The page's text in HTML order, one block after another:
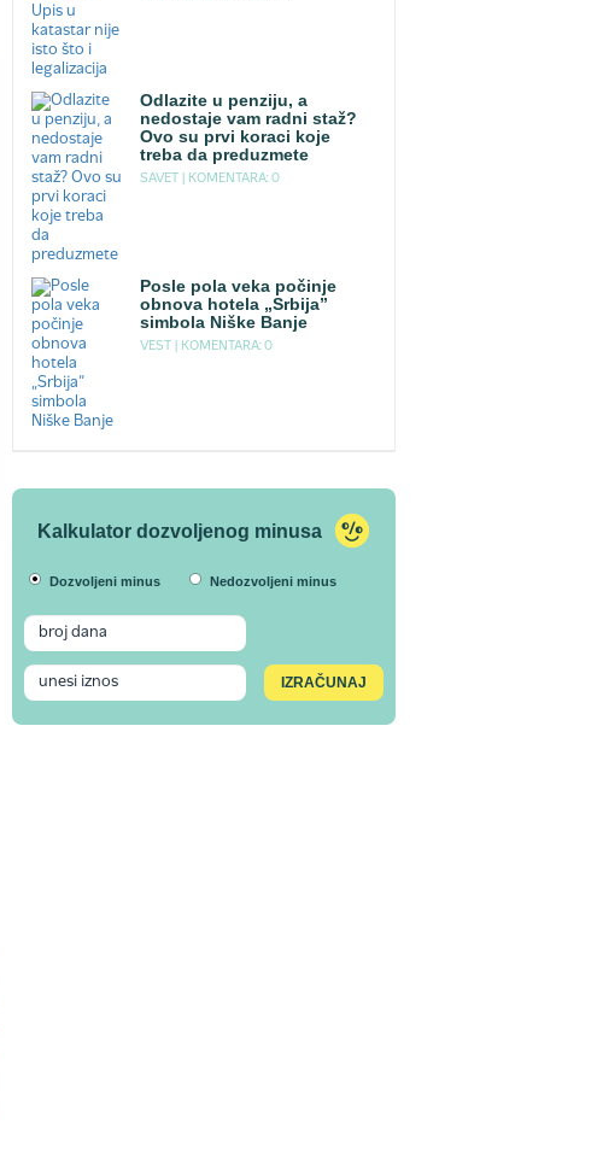
Odlazite u penziju, a
nedostaje vam radni staž?
Ovo su prvi koraci koje
treba da preduzmete
SAVET | KOMENTARA: 0
Posle pola veka počinje
obnova hotela „Srbija”
simbola Niške Banje
VEST | KOMENTARA: 0
Kalkulator dozvoljenog minusa
Dozvoljeni minus Nedozvoljeni minus